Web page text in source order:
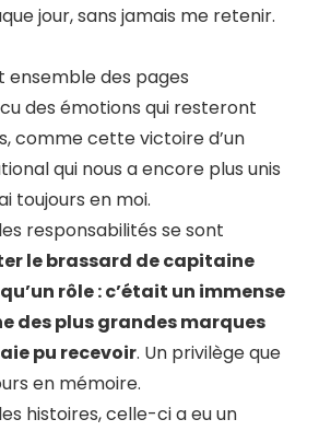
jour, sans jamais me retenir.
ensemble des pages
des émotions qui resteront
comme cette victoire d’un
qui nous a encore plus unis
toujours en moi.
responsabilités se sont
le brassard de capitaine
rôle : c’était un immense
des plus grandes marques
pu recevoir. Un privilège que
en mémoire.
histoires, celle-ci a eu un